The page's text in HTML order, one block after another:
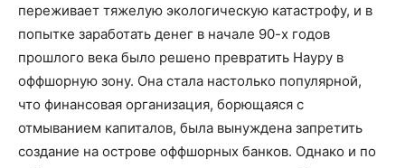
переживает тяжелую экологическую катастрофу, и в
попытке заработать денег в начале 90-х годов
прошлого века было решено превратить Науру в
оффшорную зону. Она стала настолько популярной,
что финансовая организация, борющаяся с
отмыванием капиталов, была вынуждена запретить
создание на острове оффшорных банков. Однако и по